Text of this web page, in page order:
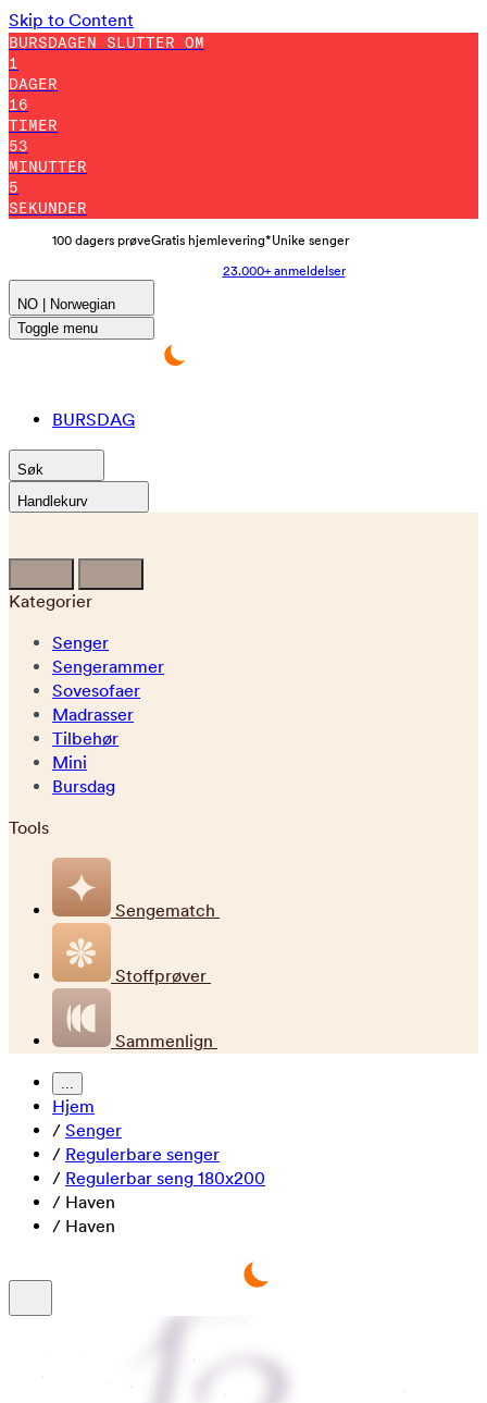
Skip to Content
BURSDAGEN SLUTTER OM
1
DAGER
16
TIMER
52
MINUTTER
55
SEKUNDER
100 dagers prøveGratis hjemlevering*Unike senger
23.000+ anmeldelser
NO | Norwegian
Toggle menu
BURSDAG
Søk
Handlekurv
Kategorier
Senger
Sengerammer
Sovesofaer
Madrasser
Tilbehør
Mini
Bursdag
Tools
Sengematch
Stoffprøver
Sammenlign
...
Hjem
/ Senger
/ Regulerbare senger
/ Regulerbar seng 180x200
/ Haven
/ Haven